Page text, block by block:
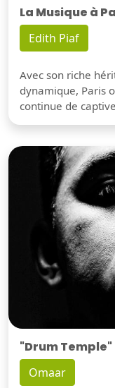
La Musique à
Edith Piaf
Avec son riche
dynamique, Paris
continue de
"Drum
Omaar